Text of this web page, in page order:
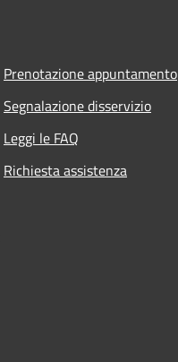
Prenotazione appuntamento
Segnalazione disservizio
Leggi le FAQ
Richiesta assistenza